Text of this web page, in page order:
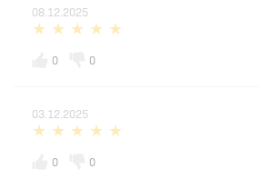
08.12.2025
0
0
03.12.2025
0
0